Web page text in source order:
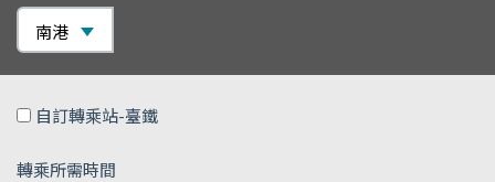
南港
自訂轉乘站-臺鐵
轉乘所需時間